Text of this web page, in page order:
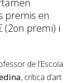
premis en
(2on premi) i
de l’Escola
, crítica d’art